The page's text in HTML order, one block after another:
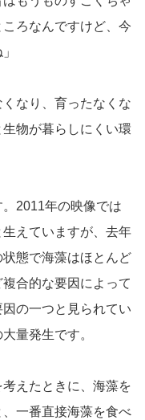
ろなんですけど、今
なり、育ったなくな
物が暮らしにくい環
2011年の映像では
えていますが、去年
態で海藻はほとんど
合的な要因によって
の一つと見られてい
量発生です。
考えたときに、海藻を
一番直接海藻を食べ